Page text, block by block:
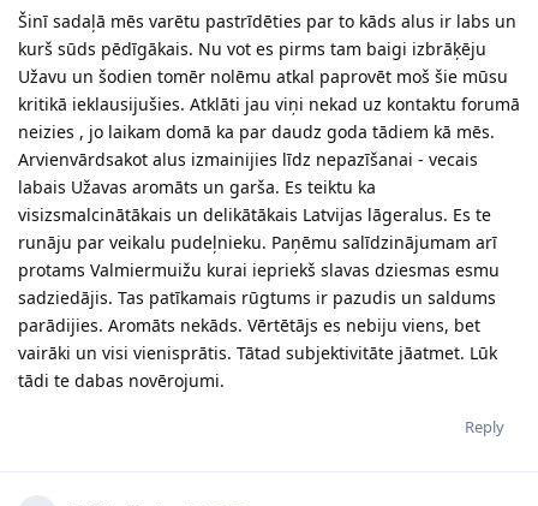
Šinī sadaļā mēs varētu pastrīdēties par to kāds alus ir labs un
kurš sūds pēdīgākais. Nu vot es pirms tam baigi izbrāķēju
Užavu un šodien tomēr nolēmu atkal paprovēt moš šie mūsu
kritikā ieklausijušies. Atklāti jau viņi nekad uz kontaktu forumā
neizies , jo laikam domā ka par daudz goda tādiem kā mēs.
Arvienvārdsakot alus izmainijies līdz nepazīšanai - vecais
labais Užavas aromāts un garša. Es teiktu ka
visizsmalcinātākais un delikātākais Latvijas lāgeralus. Es te
runāju par veikalu pudeļnieku. Paņēmu salīdzinājumam arī
protams Valmiermuižu kurai iepriekš slavas dziesmas esmu
sadziedājis. Tas patīkamais rūgtums ir pazudis un saldums
parādijies. Aromāts nekāds. Vērtētājs es nebiju viens, bet
vairāki un visi vienisprātis. Tātad subjektivitāte jāatmet. Lūk
tādi te dabas novērojumi.
Reply